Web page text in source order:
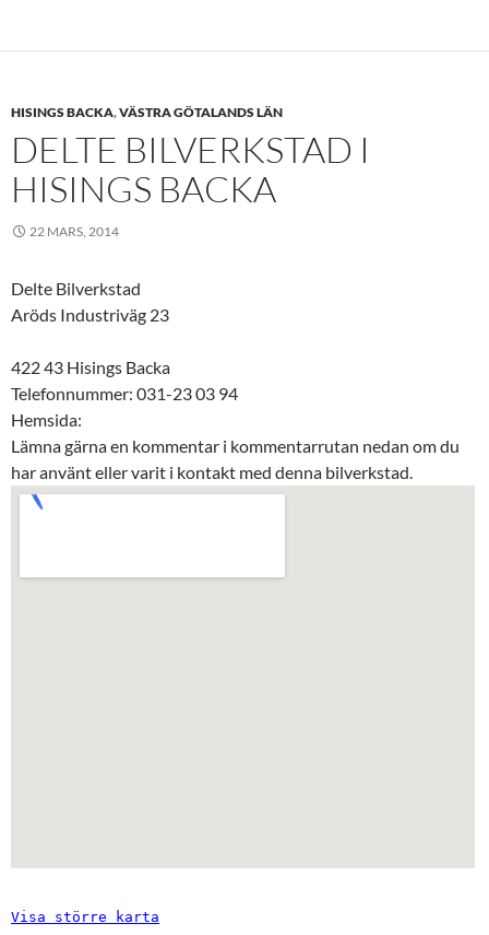
HISINGS BACKA,VÄSTRA GÖTALANDS LÄN
DELTE BILVERKSTAD I
HISINGS BACKA
22 MARS, 2014
Delte Bilverkstad
Aröds Industriväg 23
422 43 Hisings Backa
Telefonnummer: 031-23 03 94
Hemsida:
Lämna gärna en kommentar i kommentarrutan nedan om du
har använt eller varit i kontakt med denna bilverkstad.
Visa större karta